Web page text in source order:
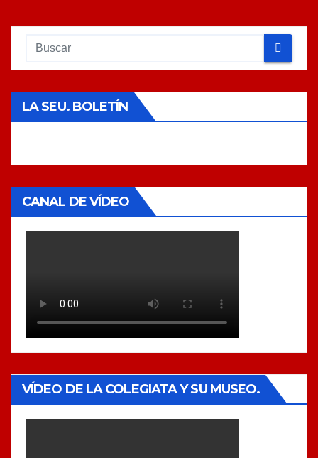
LA SEU. BOLETÍN
CANAL DE VÍDEO
VÍDEO DE LA COLEGIATA Y SU MUSEO.